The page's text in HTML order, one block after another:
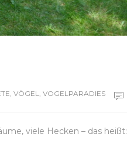
, VÖGEL, VOGELPARADIES
viele Hecken – das heißt: